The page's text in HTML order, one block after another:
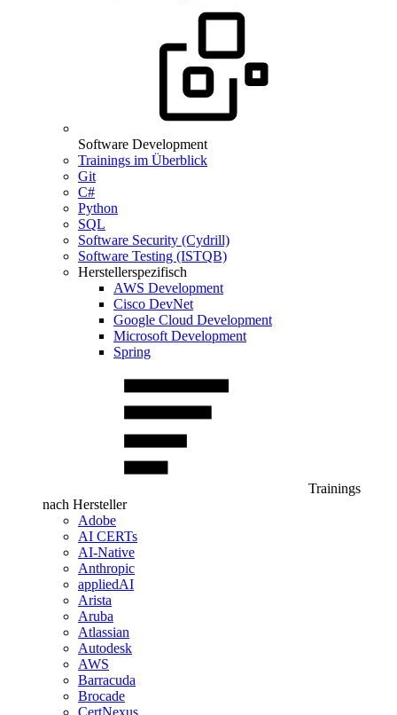
Software Development
Trainings im Überblick
Git
C#
Python
SQL
Software Security (Cydrill)
Software Testing (ISTQB)
Herstellerspezifisch
AWS Development
Cisco DevNet
Google Cloud Development
Microsoft Development
Spring
Trainings
nach Hersteller
Adobe
AI CERTs
AI-Native
Anthropic
appliedAI
Arista
Aruba
Atlassian
Autodesk
AWS
Barracuda
Brocade
CertNexus